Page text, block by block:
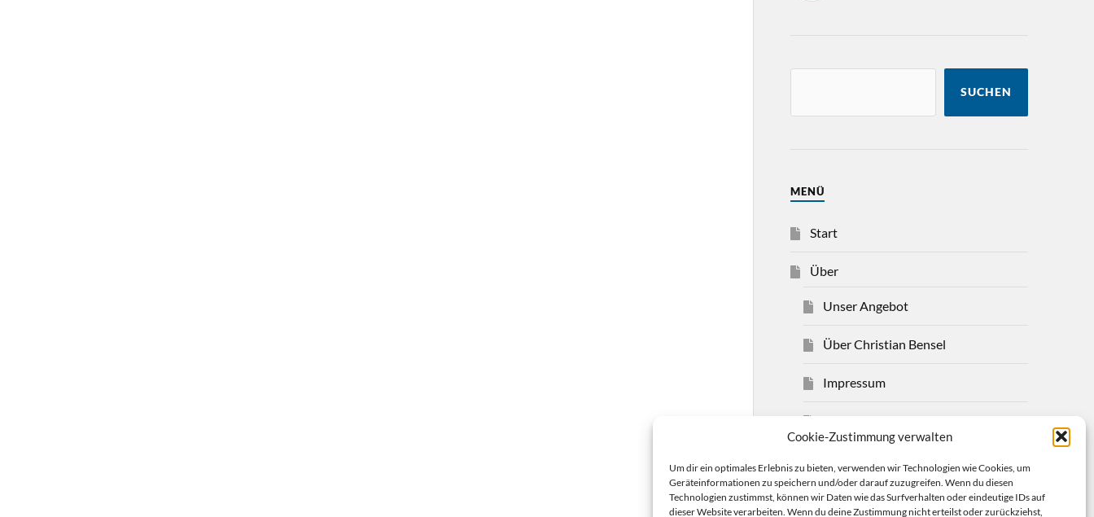
Cookie-Zustimmung verwalten
Um dir ein optimales Erlebnis zu bieten, verwenden wir Technologien wie Cookies, um
Geräteinformationen zu speichern und/oder darauf zuzugreifen. Wenn du diesen
Technologien zustimmst, können wir Daten wie das Surfverhalten oder eindeutige IDs auf
dieser Website verarbeiten. Wenn du deine Zustimmung nicht erteilst oder zurückziehst,
SUCHEN
MENÜ
Start
Über
Unser Angebot
Über Christian Bensel
Impressum
Mehr